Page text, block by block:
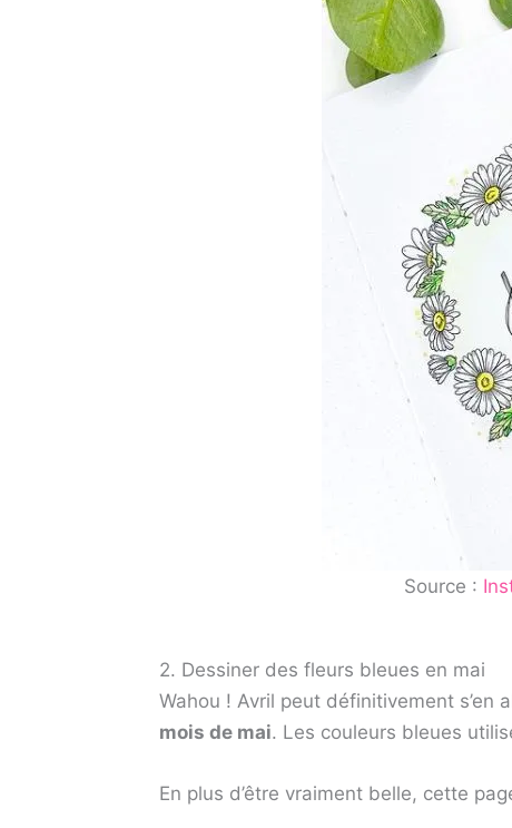
Source :
2. Dessiner des fleurs bleues en mai
Wahou ! Avril peut définitivement s’en
mois de mai. Les couleurs bleues
En plus d’être vraiment belle, cette